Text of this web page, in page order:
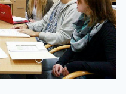
НАБІР
вступ на